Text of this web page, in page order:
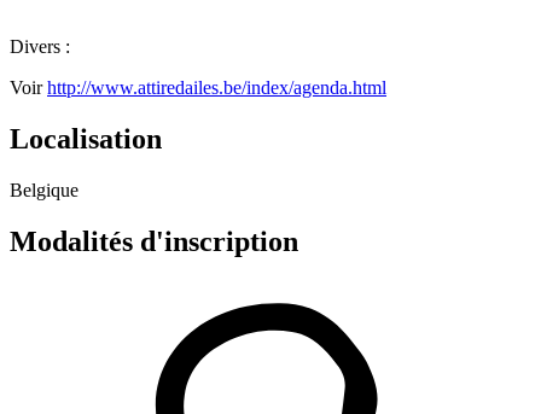
Divers :
Voirhttp://www.attiredailes.be/index/agenda.html
Localisation
Belgique
Modalités d'inscription